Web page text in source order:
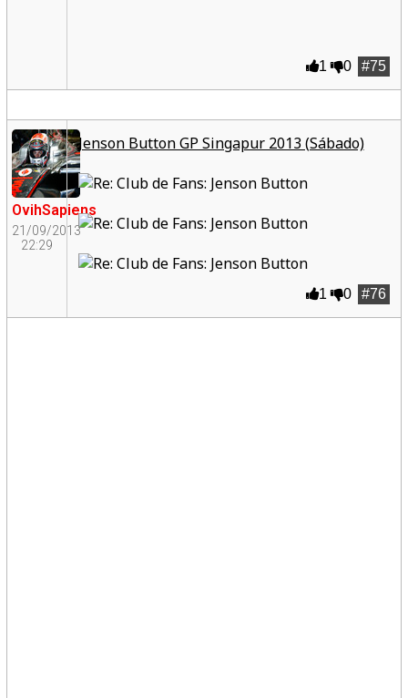
#75
1 0
OvihSapiens
21/09/2013
22:29
Jenson Button GP Singapur 2013 (Sábado)
#76
1 0